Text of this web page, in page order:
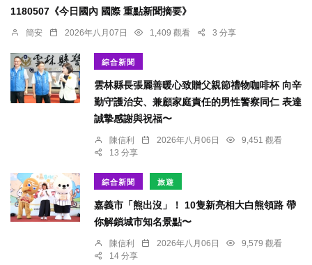
1180507《今日國內 國際 重點新聞摘要》
簡安 2026年八月07日 1,409 觀看 3 分享
綜合新聞
雲林縣長張麗善暖心致贈父親節禮物咖啡杯 向辛
勤守護治安、兼顧家庭責任的男性警察同仁 表達
誠摯感謝與祝福〜
陳信利 2026年八月06日
9,451 觀看
13 分享
綜合新聞 旅遊
嘉義市「熊出沒」！ 10隻新亮相大白熊領路 帶
你解鎖城市知名景點〜
陳信利 2026年八月06日
9,579 觀看
14 分享